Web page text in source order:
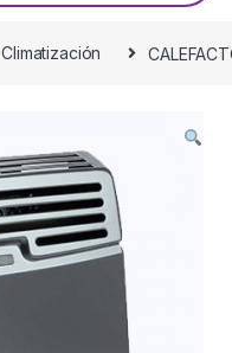
Climatización